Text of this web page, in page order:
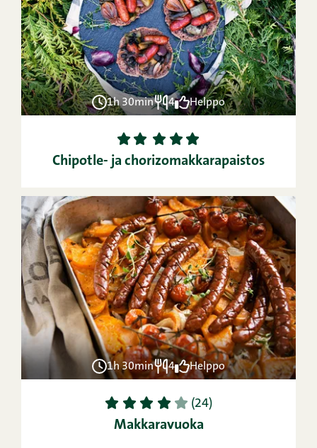
1h 30min 4 Helppo
1 2 3 4
5
Chipotle- ja chorizomakkarapaistos
1h 30min 4 Helppo
1 2 3 4 5 (24)
Makkaravuoka